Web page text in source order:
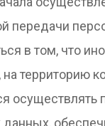
передачи
в том, что
территорию
осуществлять